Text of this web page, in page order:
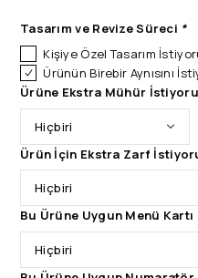
Tasarım ve Revize Süreci *
Kişiye Özel Tasarım
Ürünün Birebir Aynısını
Ürüne Ekstra Mühür
Ürün İçin Ekstra Zarf
Bu Ürüne Uygun Menü